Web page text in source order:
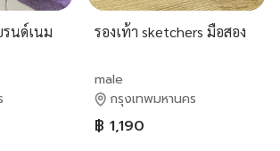
รนด์เนม
รองเท้า sketchers มือสอง
male
กรุงเทพมหานคร
฿ 1,190